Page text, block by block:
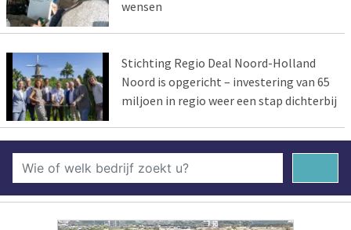
wensen
Stichting Regio Deal Noord-Holland
Noord is opgericht – investering van 65
miljoen in regio weer een stap dichterbij